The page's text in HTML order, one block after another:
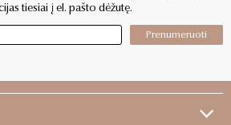
tiesiai į el. pašto dėžutę.
Prenumeruoti